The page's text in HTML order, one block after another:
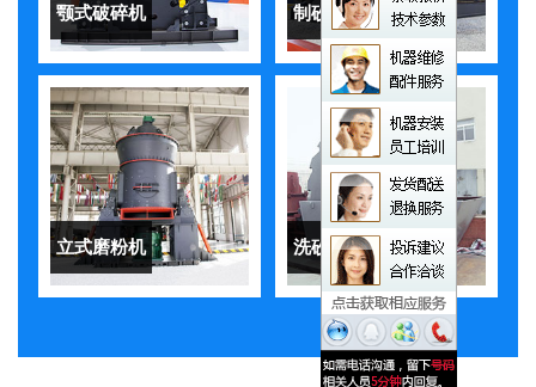
颚式破碎机 制砂机
立式磨粉机 洗砂机